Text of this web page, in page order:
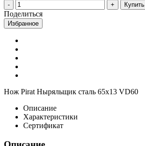
Купить
Поделиться
Избранное
Нож Pirat Ныряльщик сталь 65х13 VD60
Описание
Характеристики
Сертификат